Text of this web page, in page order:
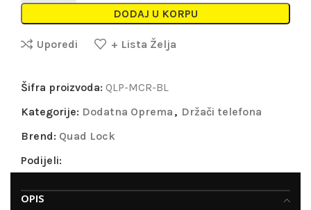
DODAJ U KORPU
Uporedi + Lista Želja
Šifra proizvoda: QLP-MCR-BL
Kategorije: Dodatna Oprema , Držači telefona
Brend: Quad Lock
Podijeli:
OPIS